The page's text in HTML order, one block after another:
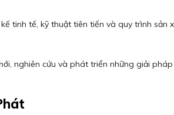
tinh tế, kỹ thuật tiên tiến và quy trình
nghiên cứu và phát triển những giải